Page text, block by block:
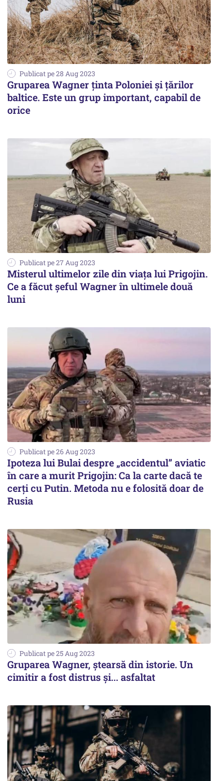
Publicat pe 28 Aug 2023
Gruparea Wagner ținta Poloniei și țărilor
baltice. Este un grup important, capabil de
orice
Publicat pe 27 Aug 2023
Misterul ultimelor zile din viața lui Prigojin.
Ce a făcut șeful Wagner în ultimele două
luni
Publicat pe 26 Aug 2023
Ipoteza lui Bulai despre „accidentul” aviatic
în care a murit Prigojin: Ca la carte dacă te
cerți cu Putin. Metoda nu e folosită doar de
Rusia
Publicat pe 25 Aug 2023
Gruparea Wagner, ștearsă din istorie. Un
cimitir a fost distrus și... asfaltat